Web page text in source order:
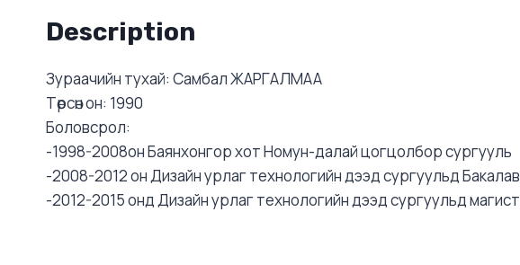
Description
Зураачийн тухай: Самбал ЖАРГАЛМАА
Төрсөн он: 1990
Боловсрол:
-1998-2008он Баянхонгор хот Номун-далай цогцолбор сургууль
-2008-2012 он Дизайн урлаг технологийн дээд сургуульд
-2012-2015 онд Дизайн урлаг технологийн дээд сургуульд